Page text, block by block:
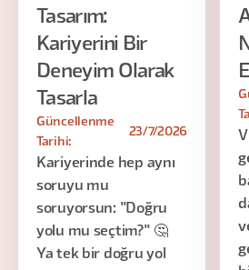
Tasarım:
Kariyerini Bir
Deneyim Olarak
Tasarla
Güncellenme
Tarihi:
23/7/2026
Kariyerinde hep aynı
soruyu mu
soruyorsun: "Doğru
yolu mu seçtim?" 🤔
Ya tek bir doğru yol